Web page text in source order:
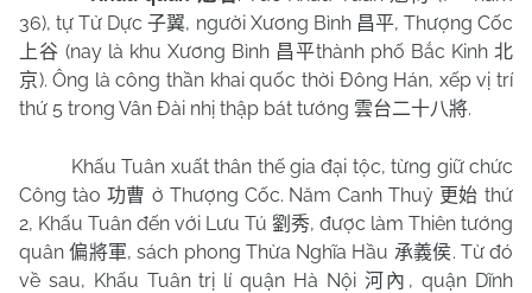
36), tự Tử Dực子翼, người Xương Bình 昌平, Thượng Cốc
上谷 (nay là khu Xương Bình 昌平thành phố Bắc Kinh 北
京). Ông là công thần khai quốc thời Đông Hán, xếp vị trí
thứ 5 trong Vân Đài nhị thập bát tướng 雲台二十八將.
Khấu Tuân xuất thân thế gia đại tộc, từng giữ chức
Công tào 功曹 ở Thượng Cốc. Năm Canh Thuỷ 更始 thứ
2, Khấu Tuân đến với Lưu Tú 劉秀, được làm Thiên tướng
quân偏將軍, sách phong Thừa Nghĩa Hầu 承義侯. Từ đó
về sau, Khấu Tuân trị lí quận Hà Nội 河內 , quận Dĩnh